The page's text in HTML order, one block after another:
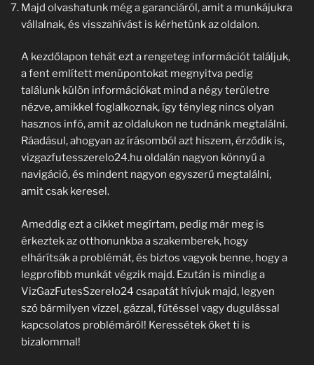
Majd olvashatunk még a garanciáról, amit a munkájukra
vállalnak, és visszahívást is kérhetünk az oldalon.
A kezdőlapon tehát ezt a rengeteg információt találjuk,
a fent említett menüpontokat megnyitva pedig
találunk külön információkat mind a négy területre
nézve, amikkel foglalkoznak, így tényleg nincs olyan
hasznos infó, amit az oldalukon ne tudnánk megtalálni.
Ráadásul, ahogyan az írásomból azt hiszem, érződik is,
vizgazfutesszerelo24.hu oldalán nagyon könnyű a
navigáció, és mindent nagyon egyszerű megtalálni,
amit csak keresel.
Ameddig ezt a cikket megírtam, pedig már meg is
érkeztek az otthonunkba a szakemberek, hogy
elhárítsák a problémát, és biztos vagyok benne, hogy a
legprofibb munkát végzik majd. Ezután is mindig a
VizGazFutesSzerelo24 csapatát hívjuk majd, legyen
szó bármilyen vízzel, gázzal, fűtéssel vagy dugulással
kapcsolatos problémáról! Keressétek őket ti is
bizalommal!